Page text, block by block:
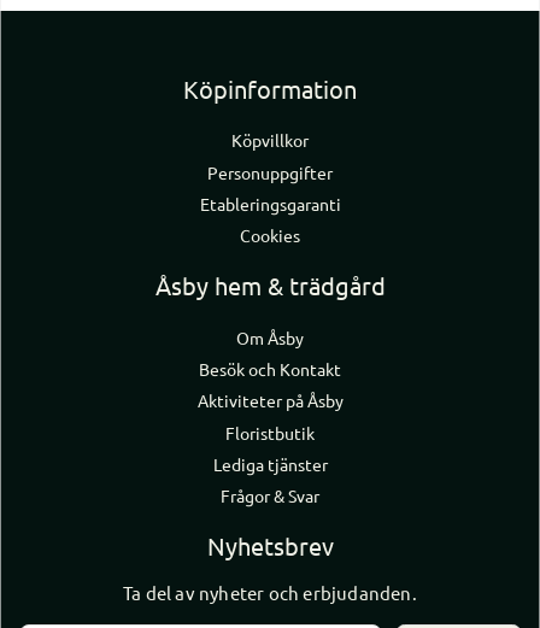
Köpinformation
Köpvillkor
Personuppgifter
Etableringsgaranti
Cookies
Åsby hem & trädgård
Om Åsby
Besök och Kontakt
Aktiviteter på Åsby
Floristbutik
Lediga tjänster
Frågor & Svar
Nyhetsbrev
Ta del av nyheter och erbjudanden.